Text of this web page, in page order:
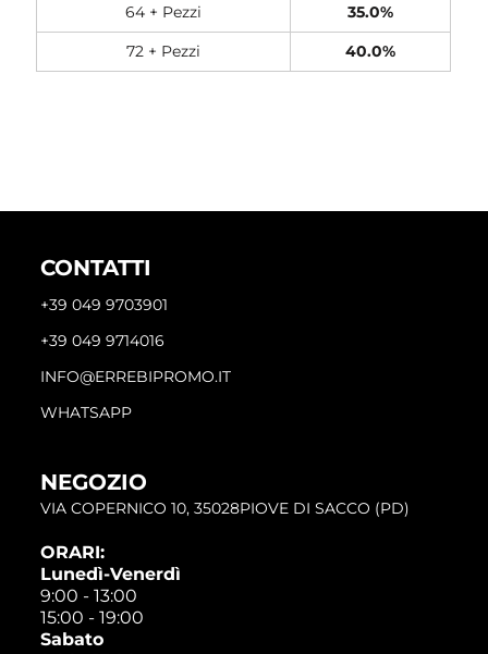
64 + Pezzi
35.0%
72 + Pezzi
40.0%
CONTATTI
+39 049 9703901
+39 049 9714016
INFO@ERREBIPROMO.IT
WHATSAPP
NEGOZIO
VIA COPERNICO 10, 35028PIOVE DI SACCO (PD)
ORARI:
Lunedì-Venerdì
9:00 - 13:00
15:00 - 19:00
Sabato